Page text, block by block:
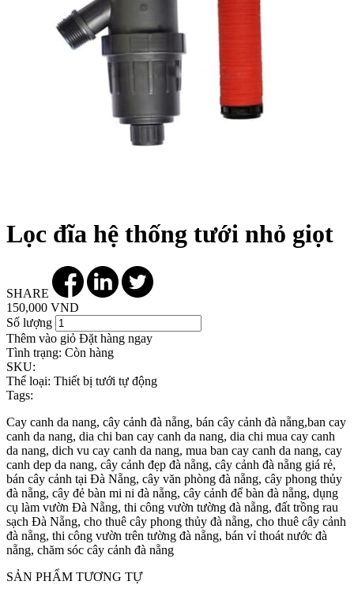
Lọc đĩa hệ thống tưới nhỏ giọt
SHARE
150,000 VND
Số lượng
Thêm vào giỏ Đặt hàng ngay
Tình trạng: Còn hàng
SKU:
Thể loại: Thiết bị tưới tự động
Tags:
Cay canh da nang, cây cảnh đà nẵng, bán cây cảnh đà nẵng,ban cay
canh da nang, dia chi ban cay canh da nang, dia chi mua cay canh
da nang, dich vu cay canh da nang, mua ban cay canh da nang, cay
canh dep da nang, cây cảnh đẹp đà nẵng, cây cảnh đà nẵng giá rẻ,
bán cây cảnh tại Đà Nẵng, cây văn phòng đà nẵng, cây phong thủy
đà nẵng, cây đẻ bàn mi ni đà nẵng, cây cảnh để bàn đà nẵng, dụng
cụ làm vườn Đà Nẵng, thi công vườn tường đà nẵng, đất trồng rau
sạch Đà Nẵng, cho thuê cây phong thủy đà nẵng, cho thuê cây cảnh
đà nẵng, thi công vườn trên tường đà nẵng, bán vỉ thoát nước đà
nẵng, chăm sóc cây cảnh đà nẵng
SẢN PHẨM TƯƠNG TỰ